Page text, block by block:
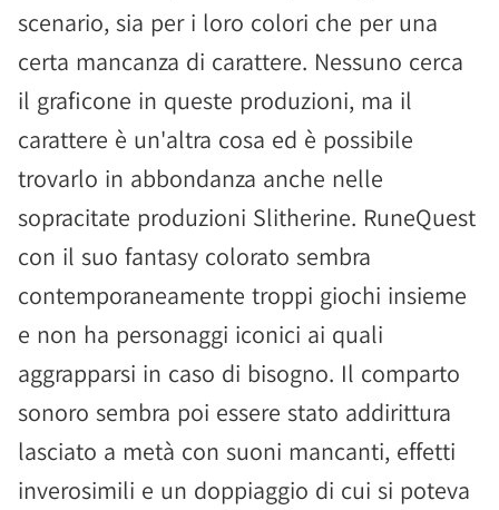
scenario, sia per i loro colori che per una
certa mancanza di carattere. Nessuno cerca
il graficone in queste produzioni, ma il
carattere è un'altra cosa ed è possibile
trovarlo in abbondanza anche nelle
sopracitate produzioni Slitherine. RuneQuest
con il suo fantasy colorato sembra
contemporaneamente troppi giochi insieme
e non ha personaggi iconici ai quali
aggrapparsi in caso di bisogno. Il comparto
sonoro sembra poi essere stato addirittura
lasciato a metà con suoni mancanti, effetti
inverosimili e un doppiaggio di cui si poteva